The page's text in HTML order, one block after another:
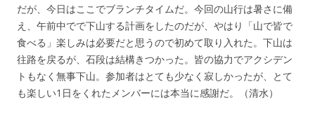
だが、今日はここでブランチタイムだ。今回の山行は暑さに備
え、午前中でで下山する計画をしたのだが、やはり「山で皆で
食べる」楽しみは必要だと思うので初めて取り入れた。下山は
往路を戻るが、石段は結構きつかった。皆の協力でアクシデン
トもなく無事下山。参加者はとても少なく寂しかったが、とて
も楽しい1日をくれたメンバーには本当に感謝だ。（清水）